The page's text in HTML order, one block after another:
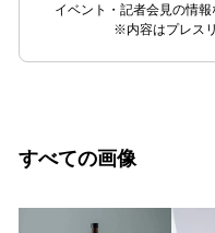
イベント・記者会見の情
※内容はプレス
すべての画像